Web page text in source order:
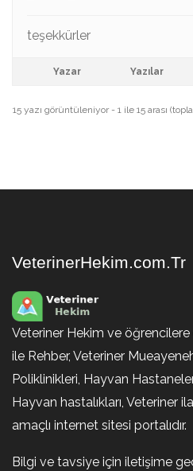
teşekkürler
Yazar Yazılar
15 yazı görüntüleniyor - 1 ile 15 arası
VeterinerHekim.com.Tr
Veteriner Hekim ve
ile Rehber, Veteriner
Poliklinikleri, Hayvan
Hayvan hastalıkları, Veteriner
amaçlı internet sitesi portalıdır.
Bilgi ve tavsiye için iletişime